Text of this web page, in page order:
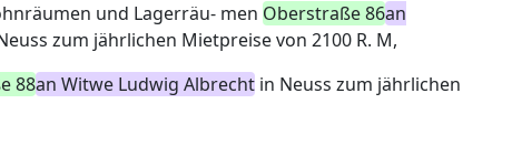
und Lagerräu- men Oberstraße 86an
zum jährlichen Mietpreise von 2100 R. M,
88an Witwe Ludwig Albrechtin Neuss zum jährlichen